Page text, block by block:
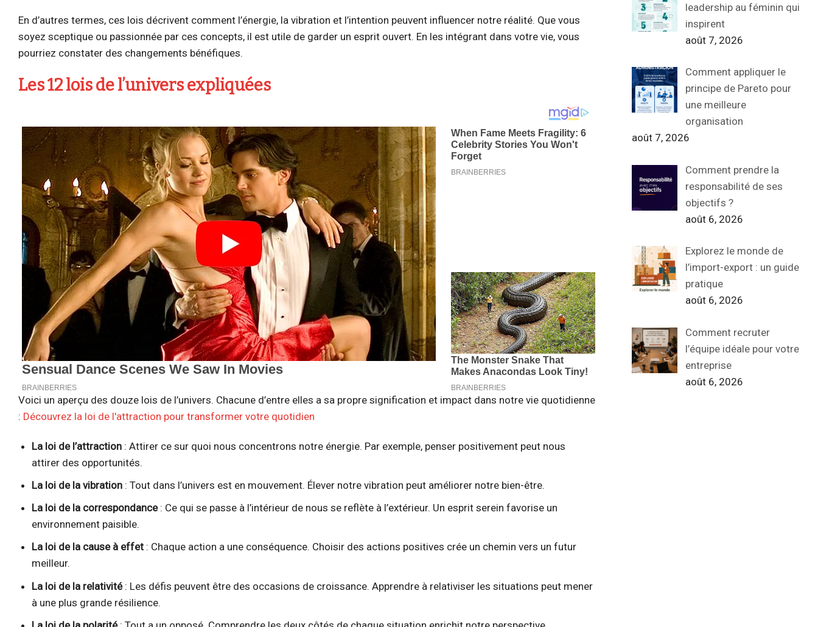
En d’autres termes, ces lois décrivent comment l’énergie, la vibration et l’intention peuvent influencer notre réalité. Que vous
soyez sceptique ou passionnée par ces concepts, il est utile de garder un esprit ouvert. En les intégrant dans votre vie, vous
pourriez constater des changements bénéfiques.
Les 12 lois de l’univers expliquées
Voici un aperçu des douze lois de l’univers. Chacune d’entre elles a sa propre signification et impact dans notre vie quotidienne
: Découvrez la loi de l'attraction pour transformer votre quotidien
La loi de l’attraction : Attirer ce sur quoi nous concentrons notre énergie. Par exemple, penser positivement peut nous
attirer des opportunités.
La loi de la vibration : Tout dans l’univers est en mouvement. Élever notre vibration peut améliorer notre bien-être.
La loi de la correspondance: Ce qui se passe à l’intérieur de nous se reflète à l’extérieur. Un esprit serein favorise un
environnement paisible.
La loi de la cause à effet : Chaque action a une conséquence. Choisir des actions positives crée un chemin vers un futur
meilleur.
La loi de la relativité: Les défis peuvent être des occasions de croissance. Apprendre à relativiser les situations peut mener
à une plus grande résilience.
leadership au féminin qui
inspirent
août 7, 2026
Comment appliquer le
principe de Pareto pour
une meilleure
organisation
août 7, 2026
Comment prendre la
responsabilité de ses
objectifs ?
août 6, 2026
Explorez le monde de
l’import-export : un guide
pratique
août 6, 2026
Comment recruter
l’équipe idéale pour votre
entreprise
août 6, 2026